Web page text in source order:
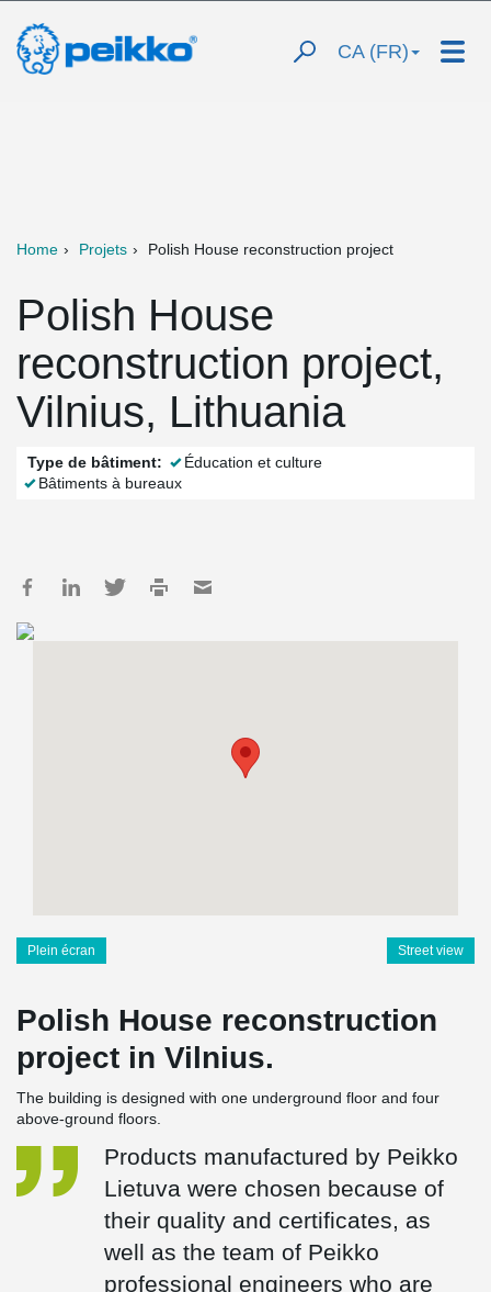
CA (FR)
Home Projets Polish House reconstruction project
Polish House
reconstruction project,
Vilnius, Lithuania
Type de bâtiment:
Éducation et culture
Bâtiments à bureaux
Plein écran Street view
Polish House reconstruction
project in Vilnius.
The building is designed with one underground floor and four
above-ground floors.
Products manufactured by Peikko
Lietuva were chosen because of
their quality and certificates, as
well as the team of Peikko
professional engineers who are